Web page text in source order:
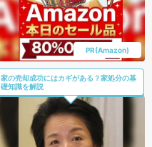
PR(Amazon)
家の売却成功にはカギがある？家処分の基
礎知識を解説